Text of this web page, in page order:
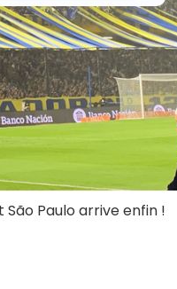
Paulo arrive enfin !